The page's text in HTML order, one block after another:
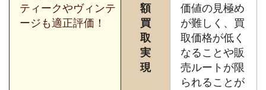
ティークやヴィンテ
ージも適正評価！
額
買
取
実
現
価値の見極め
が難しく、買
取価格が低く
なることや販
売ルートが限
られることが